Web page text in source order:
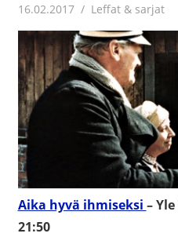
16.02.2017 Jouni Hirn
Leffat & sarjat
Aika hyvä ihmiseksi –
21:50